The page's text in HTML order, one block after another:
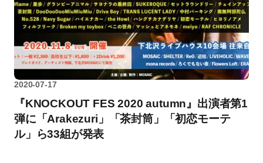
2020-07-17
『KNOCKOUT FES 2020 autumn』出演者第1
弾に「Arakezuri」「茶封筒」「初恋モーテ
ル」ら33組が発表